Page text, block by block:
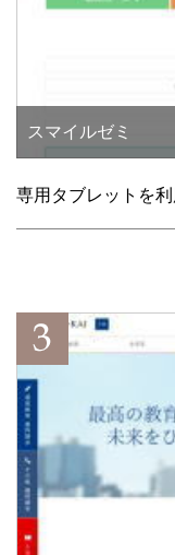
スマイルゼミ
専用タブレットを利